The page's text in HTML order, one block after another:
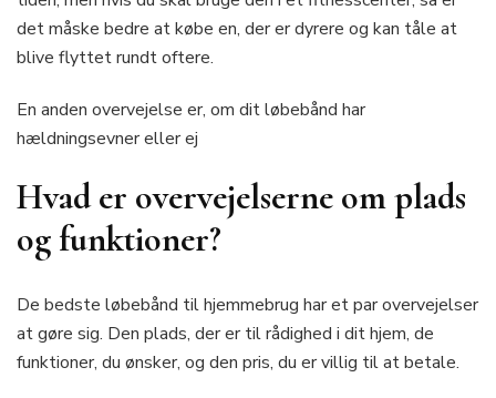
det måske bedre at købe en, der er dyrere og kan tåle at
blive flyttet rundt oftere.
En anden overvejelse er, om dit løbebånd har
hældningsevner eller ej
Hvad er overvejelserne om plads
og funktioner?
De bedste løbebånd til hjemmebrug har et par overvejelser
at gøre sig. Den plads, der er til rådighed i dit hjem, de
funktioner, du ønsker, og den pris, du er villig til at betale.